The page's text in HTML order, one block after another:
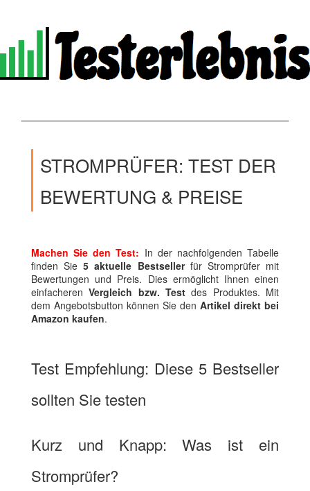
STROMPRÜFER: TEST DER
BEWERTUNG & PREISE
Machen Sie den Test: In der nachfolgenden Tabelle
finden Sie 5 aktuelle Bestsellerfür Stromprüfer mit
Bewertungen und Preis. Dies ermöglicht Ihnen einen
einfacherenVergleich bzw. Test des Produktes. Mit
dem Angebotsbutton können Sie den Artikel direkt bei
Amazon kaufen.
Test Empfehlung: Diese 5 Bestseller
sollten Sie testen
Kurz und Knapp: Was ist ein
Stromprüfer?